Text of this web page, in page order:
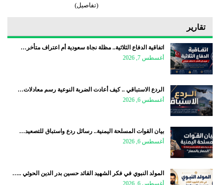
(تفاصيل)
تقارير
اتفاقية الدفاع الثلاثية.. مظلة نجاة سعودية أم اعتراف متأخر…
أغسطس 7, 2026
الردع الاستباقي .. كيف أعادت الضربة النوعية رسم معادلات…
أغسطس 6, 2026
بيان القوات المسلحة اليمنية.. رسائل ردع واستباق للتصعيد…
أغسطس 6, 2026
المولد النبوي في فكر الشهيد القائد حسين بدر الدين الحوثي ..…
أغسطس 6, 2026